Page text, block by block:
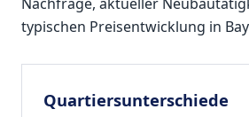
typischen Preisentwicklung in
Quartiersunterschiede